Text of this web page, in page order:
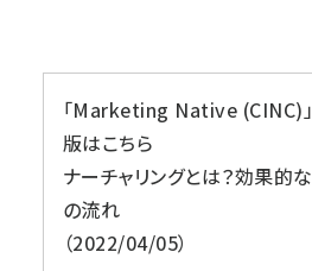
「Marketing Native (CINC)
版はこちら
ナーチャリングとは？効果的
の流れ
2022/04/05